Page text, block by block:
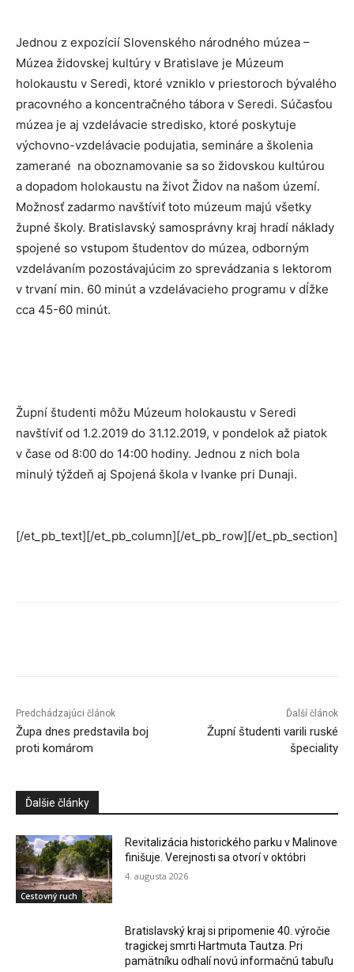
Jednou z expozícií Slovenského národného múzea –
Múzea židovskej kultúry v Bratislave je Múzeum
holokaustu v Seredi, ktoré vzniklo v priestoroch bývalého
pracovného a koncentračného tábora v Seredi. Súčasťou
múzea je aj vzdelávacie stredisko, ktoré poskytuje
výchovno-vzdelávacie podujatia, semináre a školenia
zamerané na oboznamovanie sa so židovskou kultúrou
a dopadom holokaustu na život Židov na našom území.
Možnosť zadarmo navštíviť toto múzeum majú všetky
župné školy. Bratislavský samosprávny kraj hradí náklady
spojené so vstupom študentov do múzea, odborným
vzdelávaním pozostávajúcim zo sprevádzania s lektorom
v trvaní min. 60 minút a vzdelávacieho programu v dĺžke
cca 45-60 minút.
Župní študenti môžu Múzeum holokaustu v Seredi
navštíviť od 1.2.2019 do 31.12.2019, v pondelok až piatok
v čase od 8:00 do 14:00 hodiny. Jednou z nich bola
minulý týždeň aj Spojená škola v Ivanke pri Dunaji.
[/et_pb_text][/et_pb_column][/et_pb_row][/et_pb_section]
Predchádzajúci článok
Župa dnes predstavila boj
proti komárom
Ďalší článok
Župní študenti varili ruské
špeciality
Ďalšie články
Cestovný ruch
Revitalizácia historického parku v Malinove
finišuje. Verejnosti sa otvorí v októbri
4. augusta 2026
Bratislavský kraj si pripomenie 40. výročie
tragickej smrti Hartmuta Tautza. Pri
pamätníku odhalí novú informačnú tabuľu